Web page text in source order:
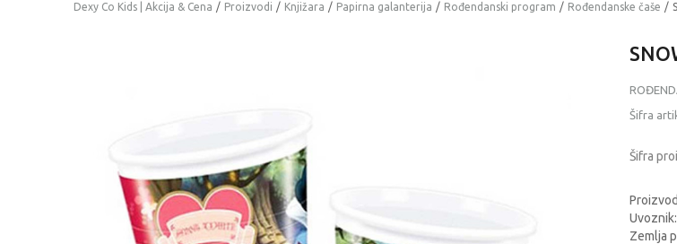
Dexy Co Kids | Akcija & Cena Proizvodi Knjižara Papirna galanterija Rođendanski program Rođendanske čaše
Šifra
Šifra
Zemlja